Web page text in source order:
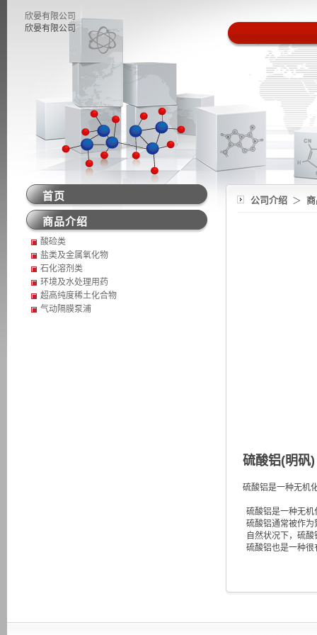
欣晏有限公司
欣晏有限公司
公司介绍 ＞
硫酸铝(明矾)
硫酸铝是一种无机
硫酸铝是一种无
硫酸铝通常被作
自然状况下，硫
硫酸铝也是一种
首页
商品介绍
酸硷类
盐类及金属氧化物
石化溶剂类
环境及水处理用药
超高纯度稀土化合物
气动隔膜泵浦